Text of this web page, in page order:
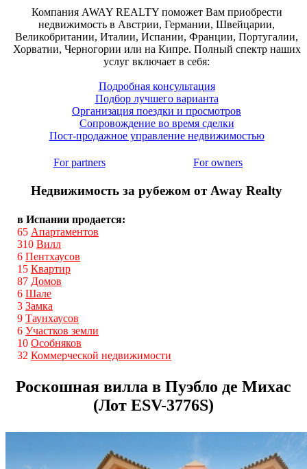
Компания AWAY REALTY поможет Вам приобрести
недвижимость в Австрии, Германии, Швейцарии,
Великобритании, Италии, Испании, Франции, Португалии,
Хорватии, Черногории или на Кипре. Полный спектр наших
услуг включает в себя:
Подробная консультация
Подбор лучшего варианта
Организация поездки и просмотров
Сопровождение во время сделки
Пост-продажное управление недвижимостью
For partners For owners
Недвижимость за рубежом от Away Realty
в Испании продается:
65 Апартаментов
310 Вилл
6 Пентхаусов
15 Квартир
87 Домов
6 Шале
3 Замка
9 Таунхаусов
6 Участков земли
10 Особняков
32 Коммерческой недвижимости
Роскошная вилла в Пуэбло де Михас
(Лот ESV-3776S)